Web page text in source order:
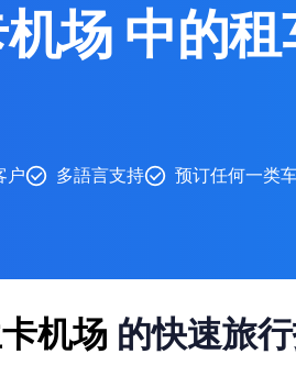
场 中的
户 多語言支持 预订任何一类
机场 的快速旅